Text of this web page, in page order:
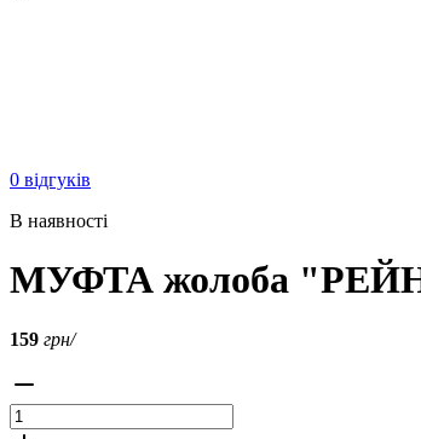
0 відгуків
В наявності
МУФТА жолоба
159 грн/